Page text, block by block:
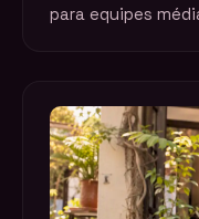
para equipes